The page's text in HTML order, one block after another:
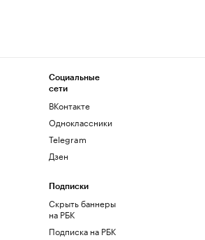
Социальные
сети
ВКонтакте
Одноклассники
Telegram
Дзен
Подписки
Скрыть баннеры
на РБК
Подписка на РБК